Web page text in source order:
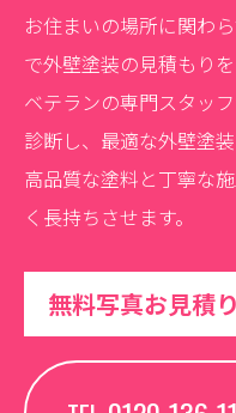
お住まいの場所に関わ
で外壁塗装の見積もりを
ベテランの専門スタッ
診断し、最適な外壁塗
高品質な塗料と丁寧な
く長持ちさせます。
無料写真お見積